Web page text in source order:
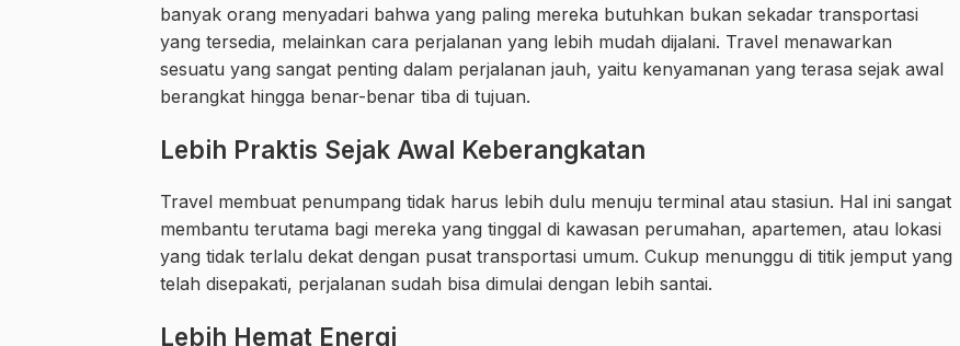
banyak orang menyadari bahwa yang paling mereka butuhkan bukan sekadar transportasi
yang tersedia, melainkan cara perjalanan yang lebih mudah dijalani. Travel menawarkan
sesuatu yang sangat penting dalam perjalanan jauh, yaitu kenyamanan yang terasa sejak awal
berangkat hingga benar-benar tiba di tujuan.
Lebih Praktis Sejak Awal Keberangkatan
Travel membuat penumpang tidak harus lebih dulu menuju terminal atau stasiun. Hal ini sangat
membantu terutama bagi mereka yang tinggal di kawasan perumahan, apartemen, atau lokasi
yang tidak terlalu dekat dengan pusat transportasi umum. Cukup menunggu di titik jemput yang
telah disepakati, perjalanan sudah bisa dimulai dengan lebih santai.
Lebih Hemat Energi